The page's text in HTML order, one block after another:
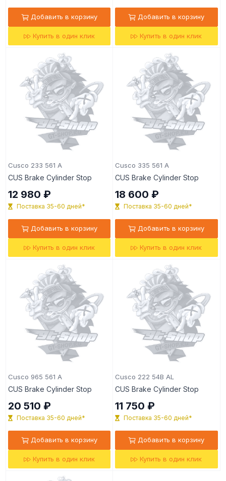
Добавить в корзину
Купить в один клик
Добавить в корзину
Купить в один клик
Cusco 233 561 A
CUS Brake Cylinder Stop
12 980 ₽
Поставка 35-60 дней*
Добавить в корзину
Купить в один клик
Cusco 335 561 A
CUS Brake Cylinder Stop
18 600 ₽
Поставка 35-60 дней*
Добавить в корзину
Купить в один клик
Cusco 965 561 A
CUS Brake Cylinder Stop
20 510 ₽
Поставка 35-60 дней*
Добавить в корзину
Купить в один клик
Cusco 222 54B AL
CUS Brake Cylinder Stop
11 750 ₽
Поставка 35-60 дней*
Добавить в корзину
Купить в один клик